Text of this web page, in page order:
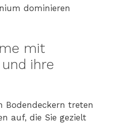
dominieren
mit
ihre
Bodendeckern treten
auf, die Sie gezielt